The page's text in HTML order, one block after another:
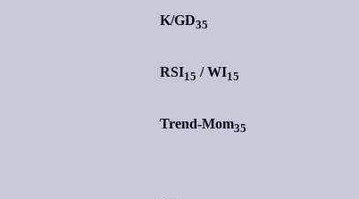
K/GD35
RSI15 /WI15
Trend-Mom35